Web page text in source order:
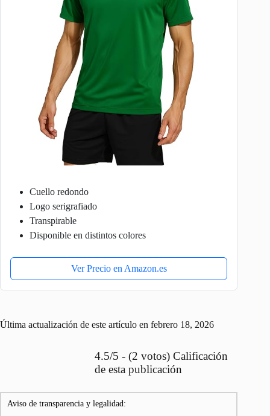
Cuello redondo
Logo serigrafiado
Transpirable
Disponible en distintos colores
Ver Precio en Amazon.es
Última actualización de este artículo en febrero 18, 2026
4.5/5 - (2 votos) Calificación
de esta publicación
Aviso de transparencia y legalidad: